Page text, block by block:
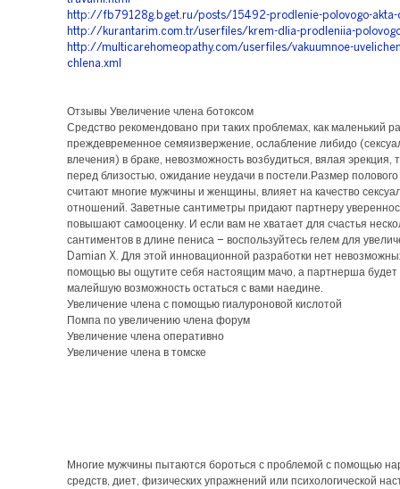
http://fb79128g.bget.ru/posts/15492-prodlenie-polovogo-akta-
http://kurantarim.com.tr/userfiles/krem-dlia-prodleniia-
http://multicarehomeopathy.com/userfiles/vakuumnoe-
chlena.xml
Отзывы Увеличение члена ботоксом
Средство рекомендовано при таких проблемах, как маленький
преждевременное семяизвержение, ослабление либидо
влечения) в браке, невозможность возбудиться, вялая эрекция,
перед близостью, ожидание неудачи в постели.Размер полового
считают многие мужчины и женщины, влияет на качество
отношений. Заветные сантиметры придают партнеру
повышают самооценку. И если вам не хватает для счастья
сантиментов в длине пениса – воспользуйтесь гелем для
Damian X. Для этой инновационной разработки нет
помощью вы ощутите себя настоящим мачо, а партнерша будет
малейшую возможность остаться с вами наедине.
Увеличение члена с помощью гиалуроновой кислотой
Помпа по увеличению члена форум
Увеличение члена оперативно
Увеличение члена в томске
Многие мужчины пытаются бороться с проблемой с помощью
средств, диет, физических упражнений или психологической